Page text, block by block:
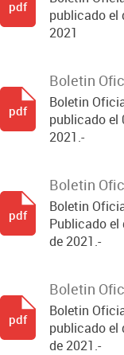
publicado el
2021
pdf
Boletin
Boletin
publicado el
2021.-
pdf
Boletin
Boletin
Publicado el
de 2021.-
pdf
Boletin
Boletin
publicado el
de 2021.-
pdf